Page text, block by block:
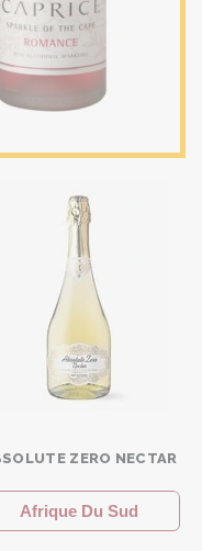
ZERO NECTAR
Afrique Du Sud